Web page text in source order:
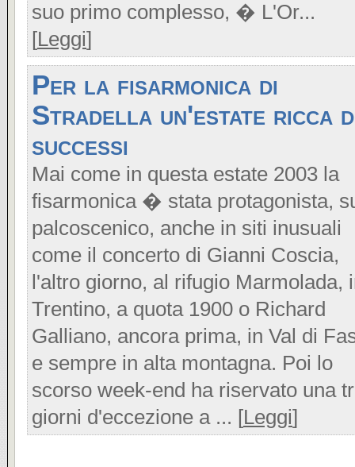
suo primo complesso, � L'Or...
[Leggi]
Per la fisarmonica di
Stradella un'estate ricca
successi
Mai come in questa estate 2003 la
fisarmonica � stata protagonista,
palcoscenico, anche in siti inusuali
come il concerto di Gianni Coscia,
l'altro giorno, al rifugio Marmolada,
Trentino, a quota 1900 o Richard
Galliano, ancora prima, in Val di
e sempre in alta montagna. Poi lo
scorso week-end ha riservato una
giorni d'eccezione a ... [Leggi]